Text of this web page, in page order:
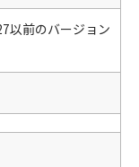
以前のバージョン